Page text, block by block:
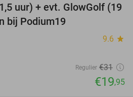
36%
uur) + evt. GlowGolf (19
bij Podium19
9.6 star
Regulier €31
€19,95